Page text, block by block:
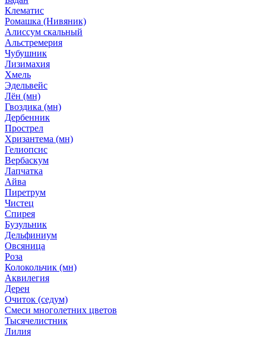
Клематис
Ромашка (Нивяник)
Алиссум скальный
Альстремерия
Чубушник
Лизимахия
Хмель
Эдельвейс
Лён (мн)
Гвоздика (мн)
Дербенник
Прострел
Хризантема (мн)
Гелиопсис
Вербаскум
Лапчатка
Айва
Пиретрум
Чистец
Спирея
Бузульник
Дельфиниум
Овсяница
Роза
Колокольчик (мн)
Аквилегия
Дерен
Очиток (седум)
Смеси многолетних цветов
Тысячелистник
Лилия